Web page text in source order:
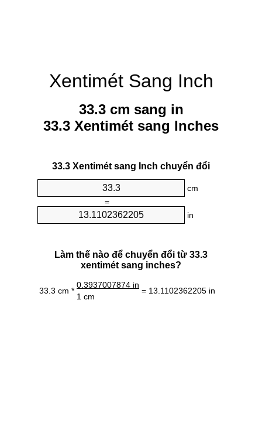
Xentimét Sang Inch
33.3 cm sang in
33.3 Xentimét sang Inches
33.3 Xentimét sang Inch chuyển đổi
cm
=
in
Làm thế nào để chuyển đổi từ 33.3
xentimét sang inches?
33.3 cm *
0.3937007874 in
= 13.1102362205 in
1 cm